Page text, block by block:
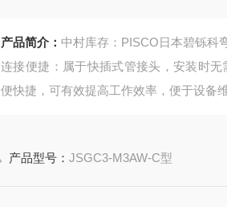
产品简介： 中村库存：PISCO日本碧铄科
连接便捷：属于快插式管接头，安装时
便快捷，可有效提高工作效率，便于设备
产品型号：JSGC3-M3AW-C型